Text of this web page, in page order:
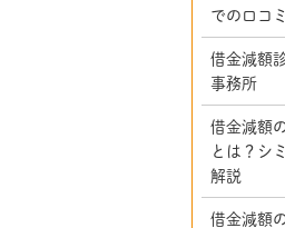
での口コ
借金減額
事務所
借金減額
とは？シ
解説
借金減額